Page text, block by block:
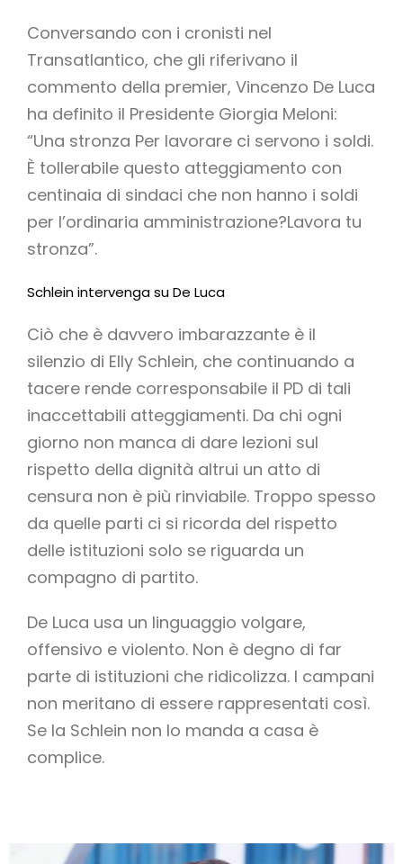
Conversando con i cronisti nel
Transatlantico, che gli riferivano il
commento della premier, Vincenzo De Luca
ha definito il Presidente Giorgia Meloni:
“Una stronza Per lavorare ci servono i soldi.
È tollerabile questo atteggiamento con
centinaia di sindaci che non hanno i soldi
per l’ordinaria amministrazione?Lavora tu
stronza”.
Schlein intervenga su De Luca
Ciò che è davvero imbarazzante è il
silenzio di Elly Schlein, che continuando a
tacere rende corresponsabile il PD di tali
inaccettabili atteggiamenti. Da chi ogni
giorno non manca di dare lezioni sul
rispetto della dignità altrui un atto di
censura non è più rinviabile. Troppo spesso
da quelle parti ci si ricorda del rispetto
delle istituzioni solo se riguarda un
compagno di partito.
De Luca usa un linguaggio volgare,
offensivo e violento. Non è degno di far
parte di istituzioni che ridicolizza. I campani
non meritano di essere rappresentati così.
Se la Schlein non lo manda a casa è
complice.